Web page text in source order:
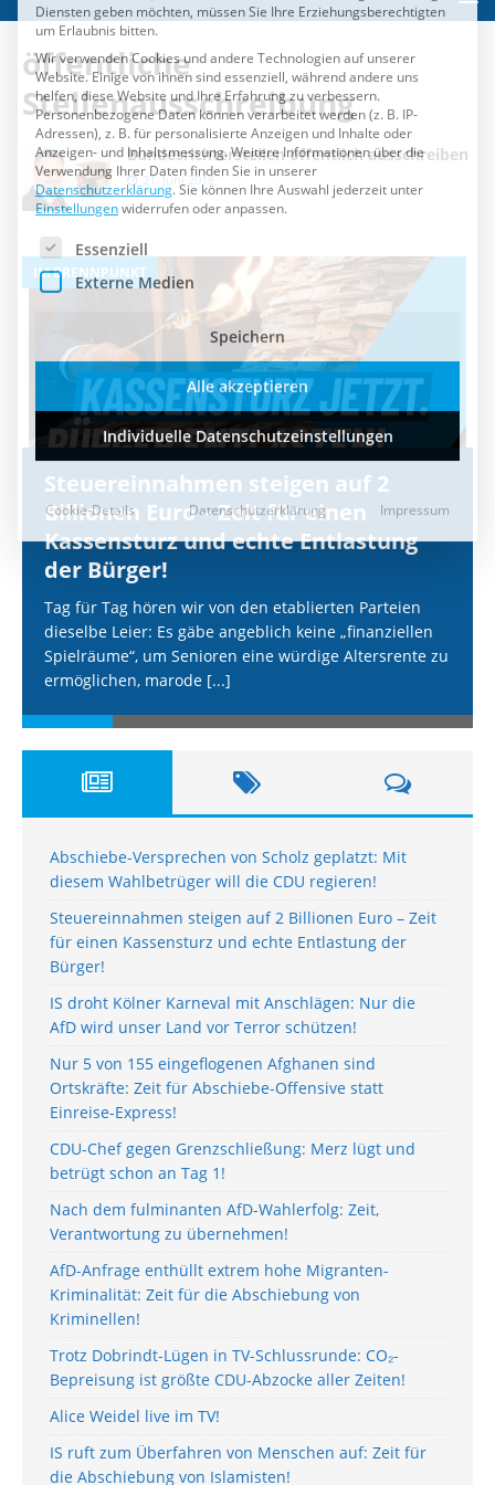
öffentliche
Stellenausschreibung
Bundesrichterstellen öffentlich ausschreiben
21. Juni 2018
IM BRENNPUNKT
Steuereinnahmen steigen auf 2
Billionen Euro – Zeit für einen
Kassensturz und echte Entlastung
der Bürger!
Tag für Tag hören wir von den etablierten Parteien
dieselbe Leier: Es gäbe angeblich keine „finanziellen
Spielräume“, um Senioren eine würdige Altersrente zu
ermöglichen, marode [...]
Abschiebe-Versprechen von Scholz geplatzt: Mit
diesem Wahlbetrüger will die CDU regieren!
Steuereinnahmen steigen auf 2 Billionen Euro – Zeit
für einen Kassensturz und echte Entlastung der
Bürger!
IS droht Kölner Karneval mit Anschlägen: Nur die
AfD wird unser Land vor Terror schützen!
Nur 5 von 155 eingeflogenen Afghanen sind
Ortskräfte: Zeit für Abschiebe-Offensive statt
Einreise-Express!
CDU-Chef gegen Grenzschließung: Merz lügt und
betrügt schon an Tag 1!
Nach dem fulminanten AfD-Wahlerfolg: Zeit,
Verantwortung zu übernehmen!
AfD-Anfrage enthüllt extrem hohe Migranten-
Kriminalität: Zeit für die Abschiebung von
Kriminellen!
Trotz Dobrindt-Lügen in TV-Schlussrunde: CO₂-
Bepreisung ist größte CDU-Abzocke aller Zeiten!
Alice Weidel live im TV!
IS ruft zum Überfahren von Menschen auf: Zeit für
die Abschiebung von Islamisten!
Es folgt eine Liste der Service-Gruppen, für die eine
Essenziell
Externe Medien
Speichern
Alle akzeptieren
Individuelle Datenschutzeinstellungen
Cookie-Details Datenschutzerklärung Impressum